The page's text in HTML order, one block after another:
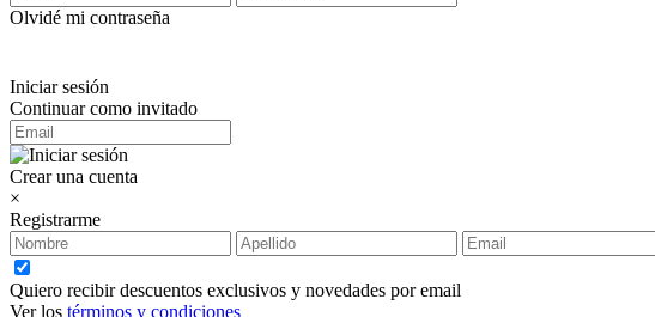
Olvidé mi contraseña
Iniciar sesión
Continuar como invitado
Crear una cuenta
×
Registrarme
Quiero recibir descuentos exclusivos y novedades por email
Ver los términos y condiciones